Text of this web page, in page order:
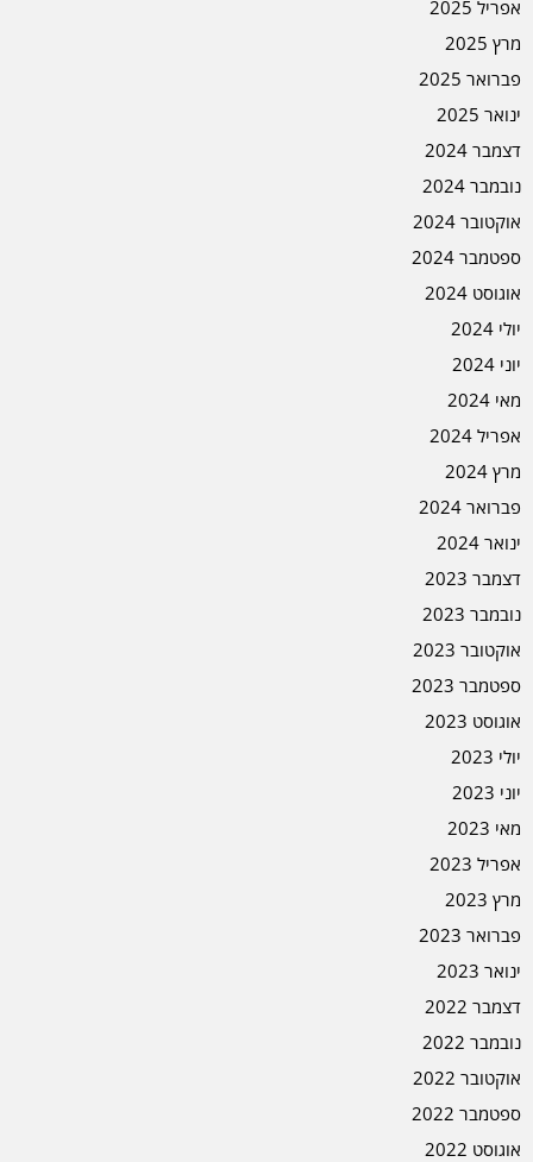
אפריל 2025
מרץ 2025
פברואר 2025
ינואר 2025
דצמבר 2024
נובמבר 2024
אוקטובר 2024
ספטמבר 2024
אוגוסט 2024
יולי 2024
יוני 2024
מאי 2024
אפריל 2024
מרץ 2024
פברואר 2024
ינואר 2024
דצמבר 2023
נובמבר 2023
אוקטובר 2023
ספטמבר 2023
אוגוסט 2023
יולי 2023
יוני 2023
מאי 2023
אפריל 2023
מרץ 2023
פברואר 2023
ינואר 2023
דצמבר 2022
נובמבר 2022
אוקטובר 2022
ספטמבר 2022
אוגוסט 2022